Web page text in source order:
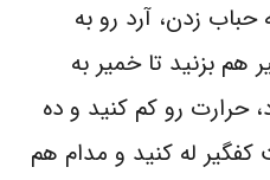
زدن، آرد رو به
هم بزنید تا خمیر به
حرارت رو کم کنید و ده
له کنید و مدام هم